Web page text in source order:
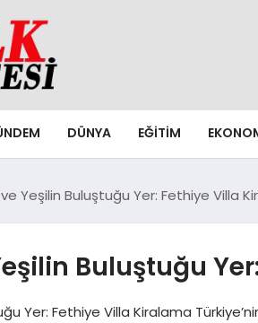
DÜNYA EĞITIM
Yeşilin Buluştuğu Yer: Fethiye Villa
Buluştuğu
Yer: Fethiye Villa Kiralama